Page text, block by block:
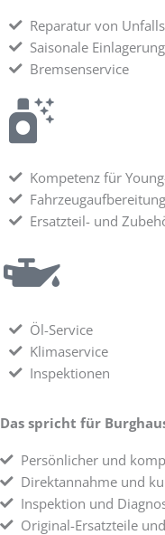
Reparatur von
Saisonale Einlagerung
Bremsenservice
Kompetenz für
Fahrzeugaufbereitung
Ersatzteil- und
Öl-Service
Klimaservice
Inspektionen
Das spricht für
Persönlicher und
Direktannahme und
Inspektion und
Original-Ersatzteile